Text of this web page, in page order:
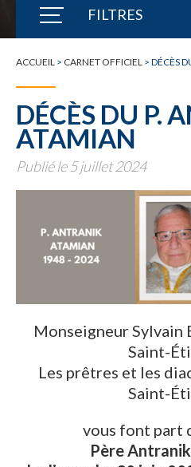
FILTRES
TOUTE L'ACTUALITÉ
ACCUEIL > CARNET OFFICIEL > DÉCÈS
DÉCÈS DU P.
ATAMIAN
Publié le 5 juillet 2024
Monseigneur Sylvain
Saint-
Les prêtres et les
Saint-
vous font part
Père